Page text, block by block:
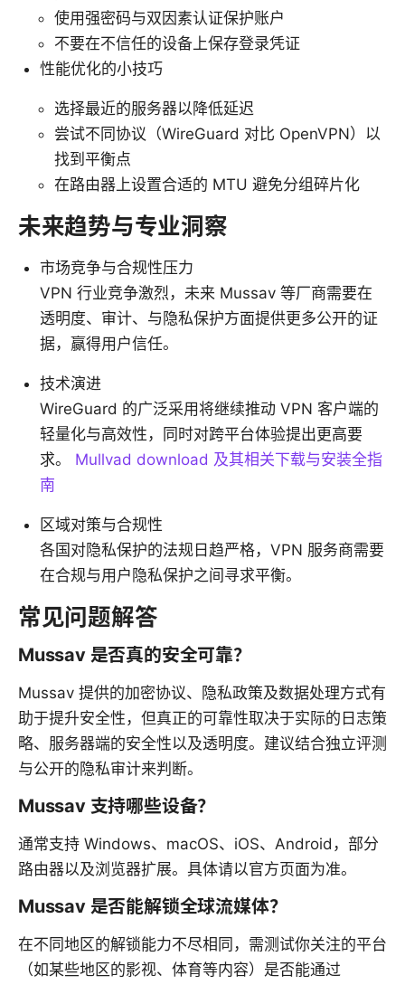
使用强密码与双因素认证保护账户
不要在不信任的设备上保存登录凭证
性能优化的小技巧
选择最近的服务器以降低延迟
尝试不同协议（WireGuard 对比 OpenVPN）以
找到平衡点
在路由器上设置合适的 MTU 避免分组碎片化
未来趋势与专业洞察
市场竞争与合规性压力
VPN 行业竞争激烈，未来 Mussav 等厂商需要在
透明度、审计、与隐私保护方面提供更多公开的证
据，赢得用户信任。
技术演进
WireGuard 的广泛采用将继续推动 VPN 客户端的
轻量化与高效性，同时对跨平台体验提出更高要
求。 Mullvad download 及其相关下载与安装全指
南
区域对策与合规性
各国对隐私保护的法规日趋严格，VPN 服务商需要
在合规与用户隐私保护之间寻求平衡。
常见问题解答
Mussav 是否真的安全可靠？
Mussav 提供的加密协议、隐私政策及数据处理方式有
助于提升安全性，但真正的可靠性取决于实际的日志策
略、服务器端的安全性以及透明度。建议结合独立评测
与公开的隐私审计来判断。
Mussav 支持哪些设备？
通常支持 Windows、macOS、iOS、Android，部分
路由器以及浏览器扩展。具体请以官方页面为准。
Mussav 是否能解锁全球流媒体？
在不同地区的解锁能力不尽相同，需测试你关注的平台
（如某些地区的影视、体育等内容）是否能通过